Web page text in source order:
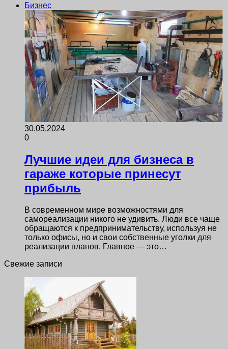
Бизнес
30.05.2024
0
Лучшие идеи для бизнеса в
гараже которые принесут
прибыль
В современном мире возможностями для
самореализации никого не удивить. Люди все чаще
обращаются к предпринимательству, используя не
только офисы, но и свои собственные уголки для
реализации планов. Главное — это…
Свежие записи